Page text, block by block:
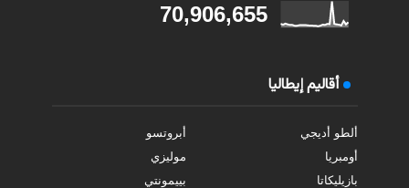
70,906,655
أقاليم إيطاليا
ألطو أديجي
أبروتسو
أومبريا
موليزي
بازيليكاتا
بييمونتي